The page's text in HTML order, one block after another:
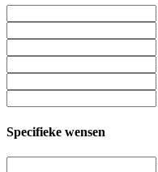
Specifieke wensen